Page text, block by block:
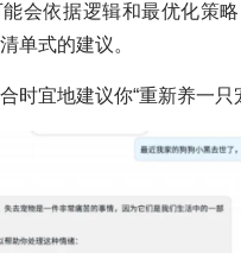
会依据逻辑和最优化策
单式的建议。
时宜地建议你“重新养一只